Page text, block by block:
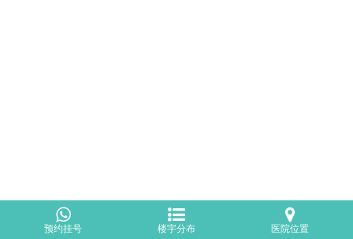
预约挂号 楼宇分布 医院位置